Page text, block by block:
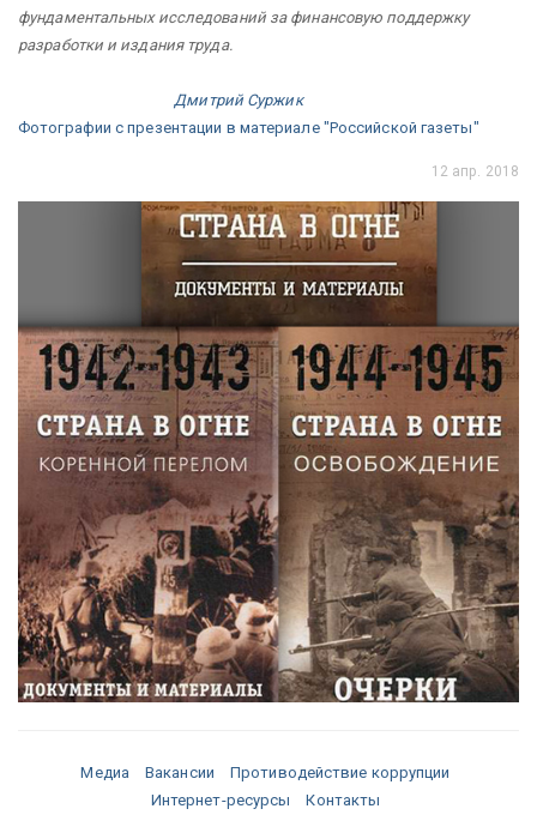
фундаментальных исследований за финансовую поддержку
разработки и издания труда.
Дмитрий Суржик
Фотографии с презентации в материале "Российской газеты"
12 апр. 2018
Медиа Вакансии
Противодействие коррупции
Интернет-ресурсы
Контакты